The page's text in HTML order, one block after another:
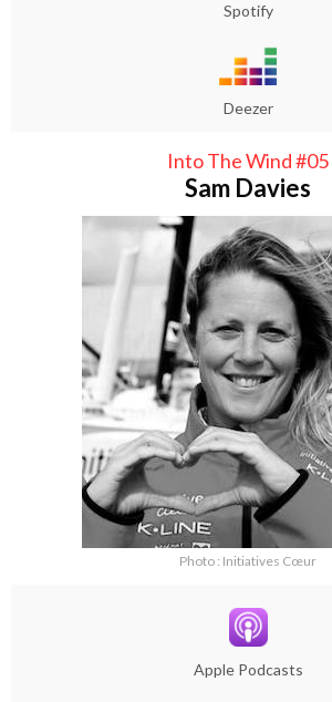
Spotify
Deezer
Into The Wind #05
Sam Davies
Photo : Initiatives Cœur
Apple Podcasts